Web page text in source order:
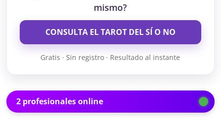
mismo?
CONSULTA EL TAROT DEL SÍ O NO
Gratis · Sin registro · Resultado al instante
2 profesionales online